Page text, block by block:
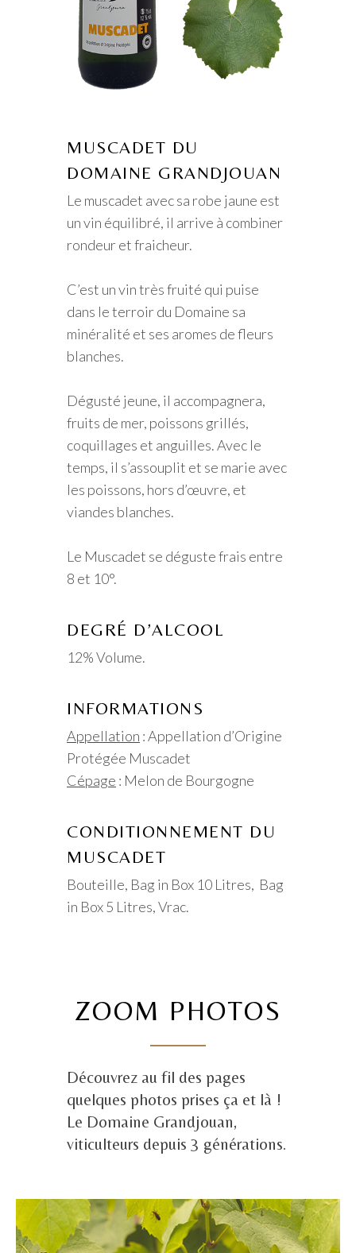
MUSCADET DU
DOMAINE GRANDJOUAN
Le muscadet avec sa robe jaune est
un vin équilibré, il arrive à combiner
rondeur et fraicheur.
C’est un vin très fruité qui puise
dans le terroir du Domaine sa
minéralité et ses aromes de fleurs
blanches.
Dégusté jeune, il accompagnera,
fruits de mer, poissons grillés,
coquillages et anguilles. Avec le
temps, il s’assouplit et se marie avec
les poissons, hors d’œuvre, et
viandes blanches.
Le Muscadet se déguste frais entre
8 et 10°.
DEGRÉ D’ALCOOL
12% Volume.
INFORMATIONS
Appellation : Appellation d’Origine
Protégée Muscadet
Cépage : Melon de Bourgogne
CONDITIONNEMENT DU
MUSCADET
Bouteille, Bag in Box 10 Litres, Bag
in Box 5 Litres, Vrac.
ZOOM PHOTOS
Découvrez au fil des pages
quelques photos prises ça et là !
Le Domaine Grandjouan,
viticulteurs depuis 3 générations.